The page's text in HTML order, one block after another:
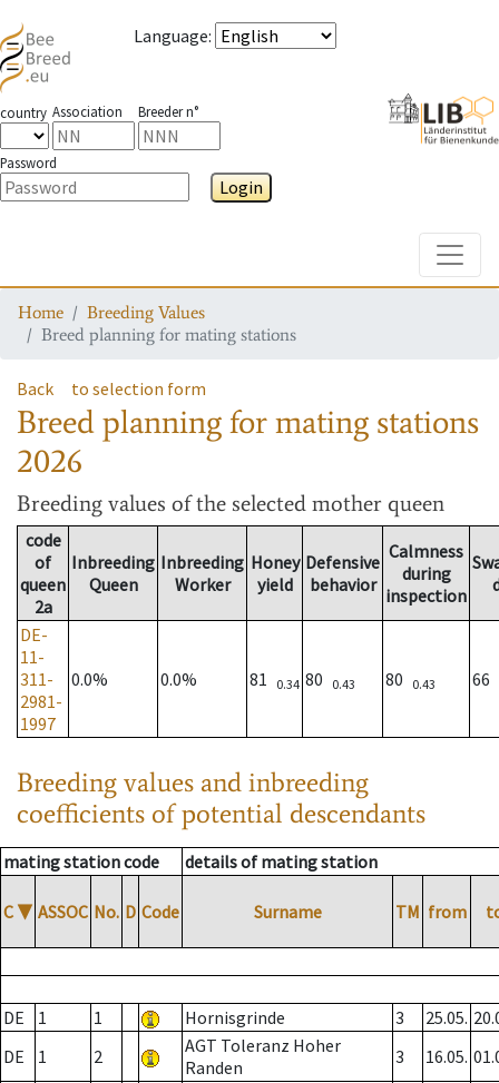
Language:
country Association Breeder n°
Password
Login
Home
Breeding Values
Breed planning for mating stations
Back to selection form
Breed planning for mating stations
2026
Breeding values of the selected mother queen
code
of
queen
2a
Inbreeding
Queen
Inbreeding
Worker
Honey
yield
Defensive
behavior
Calmness
during
inspection
DE-
11-
311-
2981-
1997
0.0% 0.0% 81 0.34 80 0.43 80 0.43 66
Breeding values and inbreeding
coefficients of potential descendants
mating station code details of mating station
C ▼ ASSOC No. D Code Surname TM from
DE 1 1 Hornisgrinde 3 25.05.
DE
1 2
AGT Toleranz Hoher
Randen
3 16.05.